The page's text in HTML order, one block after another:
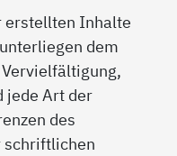
erstellten Inhalte
dem
jede Art der
des
schriftlichen